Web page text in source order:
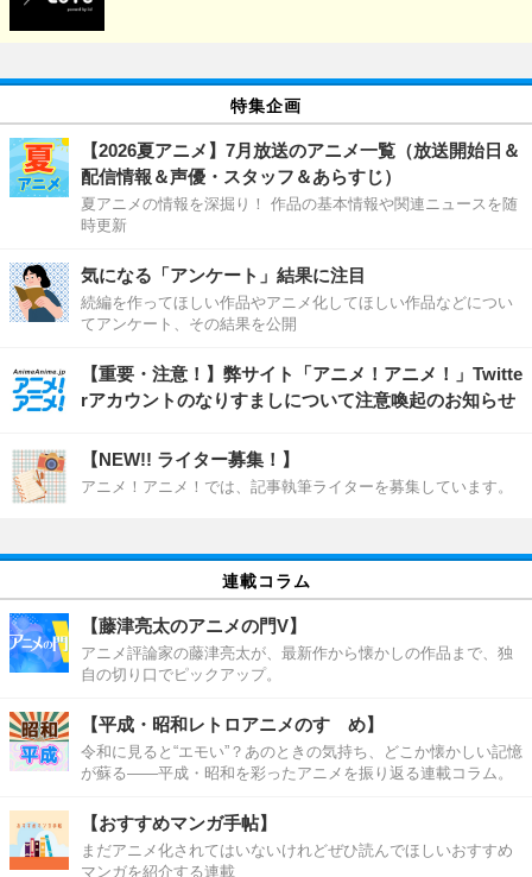
特集企画
【2026夏アニメ】7月放送のアニメ一覧（放送開始日＆
配信情報＆声優・スタッフ＆あらすじ）
夏アニメの情報を深掘り！ 作品の基本情報や関連ニュースを随
時更新
気になる「アンケート」結果に注目
続編を作ってほしい作品やアニメ化してほしい作品などについ
てアンケート、その結果を公開
【重要・注意！】弊サイト「アニメ！アニメ！」Twitte
rアカウントのなりすましについて注意喚起のお知らせ
【NEW!! ライター募集！】
アニメ！アニメ！では、記事執筆ライターを募集しています。
連載コラム
【藤津亮太のアニメの門V】
アニメ評論家の藤津亮太が、最新作から懐かしの作品まで、独
自の切り口でピックアップ。
【平成・昭和レトロアニメのすゝめ】
令和に見ると“エモい”？あのときの気持ち、どこか懐かしい記憶
が蘇る――平成・昭和を彩ったアニメを振り返る連載コラム。
【おすすめマンガ手帖】
まだアニメ化されてはいないけれどぜひ読んでほしいおすすめ
マンガを紹介する連載